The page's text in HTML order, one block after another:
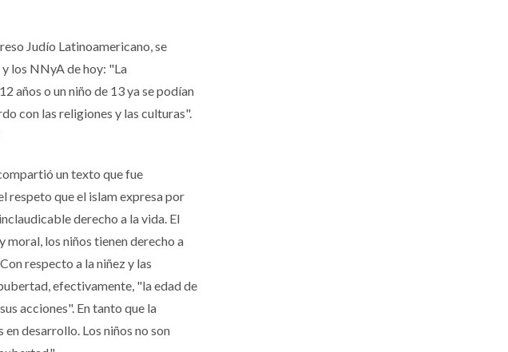
Judío Latinoamericano, se
los NNyA de hoy: "La
años o un niño de 13 ya se podían
con las religiones y las culturas".
un texto que fue
respeto que el islam expresa por
derecho a la vida. El
moral, los niños tienen derecho a
respecto a la niñez y las
efectivamente, "la edad de
acciones". En tanto que la
desarrollo. Los niños no son